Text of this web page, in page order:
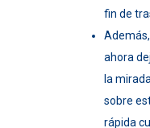
fin de
ahora
la
sobre
rápida